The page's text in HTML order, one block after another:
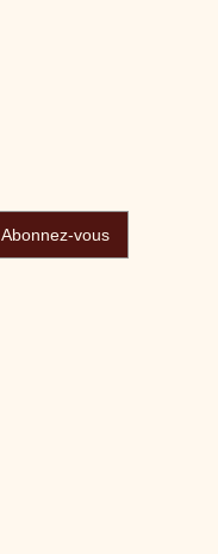
Abonnez-vous